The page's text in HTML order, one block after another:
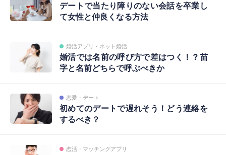
デートで当たり障りのない会話を卒業し
て女性と仲良くなる方法
婚活アプリ・ネット婚活
婚活では名前の呼び方で差はつく！？苗
字と名前どちらで呼ぶべきか
恋愛・デート
初めてのデートで遅れそう！どう連絡を
するべき？
恋活・マッチングアプリ